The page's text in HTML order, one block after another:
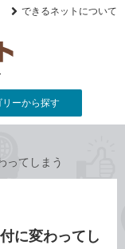
YouTube
できるネットについて
リーから探す
ってしまう
に変わってし